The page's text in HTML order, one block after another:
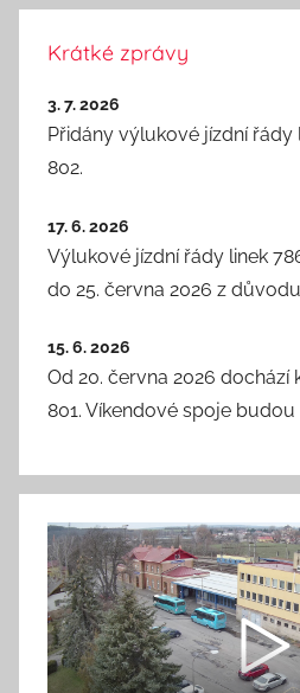
Krátké zprávy
3. 7. 2026
Přidány výlukové jízdní řády
802.
17. 6. 2026
Výlukové jízdní řády linek
do 25. června 2026 z
15. 6. 2026
Od 20. června 2026 dochází
801. Víkendové spoje budou